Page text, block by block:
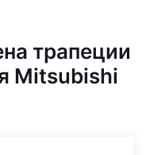
трапеции
Mitsubishi